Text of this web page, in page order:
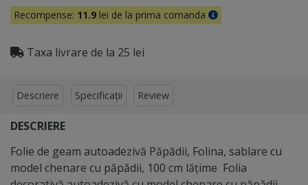
Recompense: 11.9 lei de la prima comanda
Taxa livrare de la 25 lei
Descriere Specificații Review
DESCRIERE
Folie de geam autoadezivă Păpădii, Folina, sablare cu
model chenare cu păpădii, 100 cm lățime Folia